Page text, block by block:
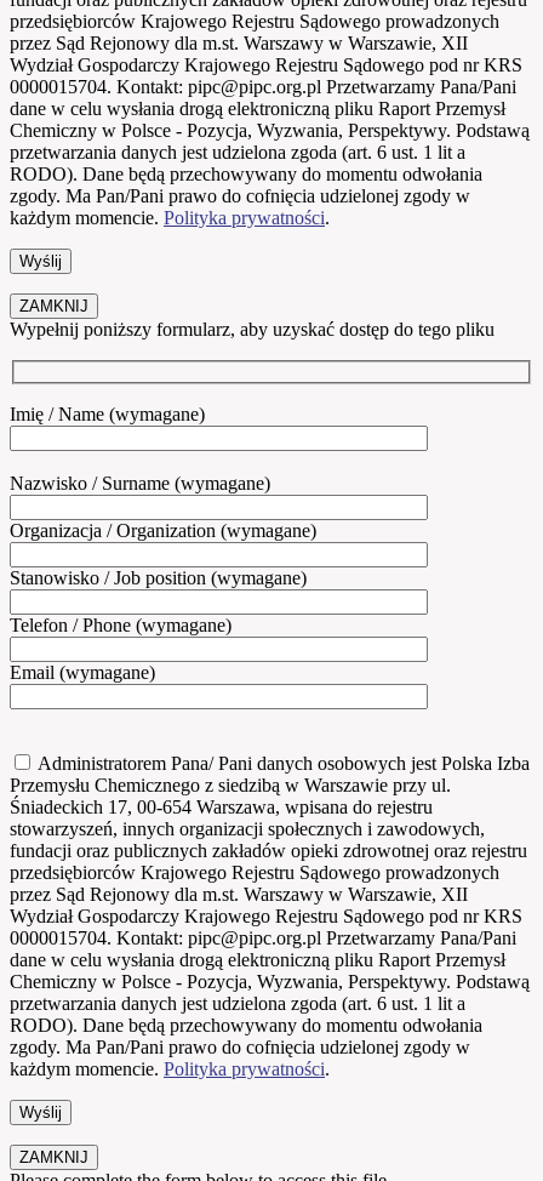
przedsiębiorców Krajowego Rejestru Sądowego prowadzonych
przez Sąd Rejonowy dla m.st. Warszawy w Warszawie, XII
Wydział Gospodarczy Krajowego Rejestru Sądowego pod nr KRS
0000015704. Kontakt: pipc@pipc.org.pl Przetwarzamy Pana/Pani
dane w celu wysłania drogą elektroniczną pliku Raport Przemysł
Chemiczny w Polsce - Pozycja, Wyzwania, Perspektywy. Podstawą
przetwarzania danych jest udzielona zgoda (art. 6 ust. 1 lit a
RODO). Dane będą przechowywany do momentu odwołania
zgody. Ma Pan/Pani prawo do cofnięcia udzielonej zgody w
każdym momencie. Polityka prywatności.
ZAMKNIJ
Wypełnij poniższy formularz, aby uzyskać dostęp do tego pliku
Imię / Name (wymagane)
Nazwisko / Surname (wymagane)
Organizacja / Organization (wymagane)
Stanowisko / Job position (wymagane)
Telefon / Phone (wymagane)
Email (wymagane)
Administratorem Pana/ Pani danych osobowych jest Polska Izba
Przemysłu Chemicznego z siedzibą w Warszawie przy ul.
Śniadeckich 17, 00-654 Warszawa, wpisana do rejestru
stowarzyszeń, innych organizacji społecznych i zawodowych,
fundacji oraz publicznych zakładów opieki zdrowotnej oraz rejestru
przedsiębiorców Krajowego Rejestru Sądowego prowadzonych
przez Sąd Rejonowy dla m.st. Warszawy w Warszawie, XII
Wydział Gospodarczy Krajowego Rejestru Sądowego pod nr KRS
0000015704. Kontakt: pipc@pipc.org.pl Przetwarzamy Pana/Pani
dane w celu wysłania drogą elektroniczną pliku Raport Przemysł
Chemiczny w Polsce - Pozycja, Wyzwania, Perspektywy. Podstawą
przetwarzania danych jest udzielona zgoda (art. 6 ust. 1 lit a
RODO). Dane będą przechowywany do momentu odwołania
zgody. Ma Pan/Pani prawo do cofnięcia udzielonej zgody w
każdym momencie. Polityka prywatności.
ZAMKNIJ